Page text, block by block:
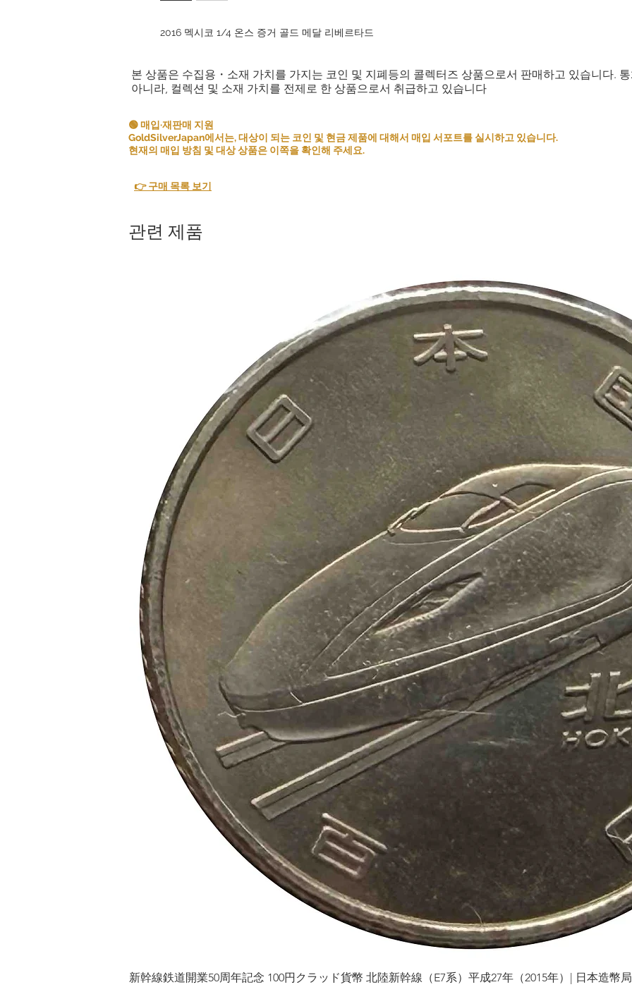
2016 멕시코 1/4 온스 증거 골드 메달 리베르타드
본 상품은 수집용・소재 가치를 가지는 코인 및 지폐등의 콜렉터즈 상품으로서 판매하고 있습니다.
아니라, 컬렉션 및 소재 가치를 전제로 한 상품으로서 취급하고 있습니다
🟢 매입·재판매 지원
GoldSilverJapan에서는, 대상이 되는 코인 및 현금 제품에 대해서 매입 서포트를 실시하고 있습니다.
현재의 매입 방침 및 대상 상품은 이쪽을 확인해 주세요.
👉 구매 목록 보기
관련 제품
제품보기
新幹線鉄道開業50周年記念 100円クラッド貨幣 北陸新幹線（E7系）平成27年（2015年）| 日本造幣